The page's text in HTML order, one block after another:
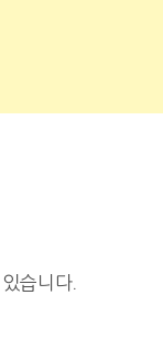
습니다.